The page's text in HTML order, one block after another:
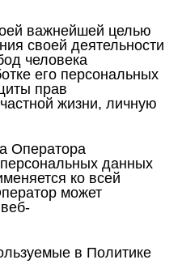
важнейшей целью
своей деятельности
человека
его персональных
прав
жизни, личную
Оператора
данных
ко всей
может
в Политике